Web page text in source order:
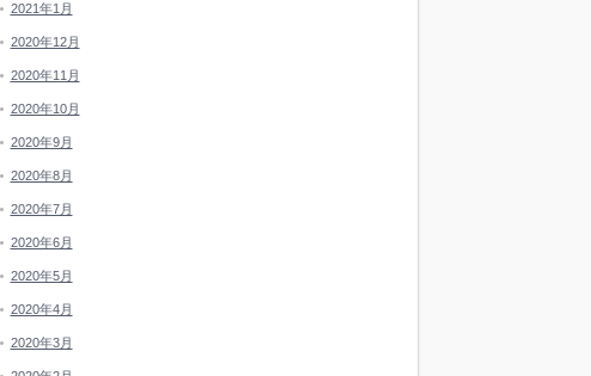
2021年1月
2020年12月
2020年11月
2020年10月
2020年9月
2020年8月
2020年7月
2020年6月
2020年5月
2020年4月
2020年3月